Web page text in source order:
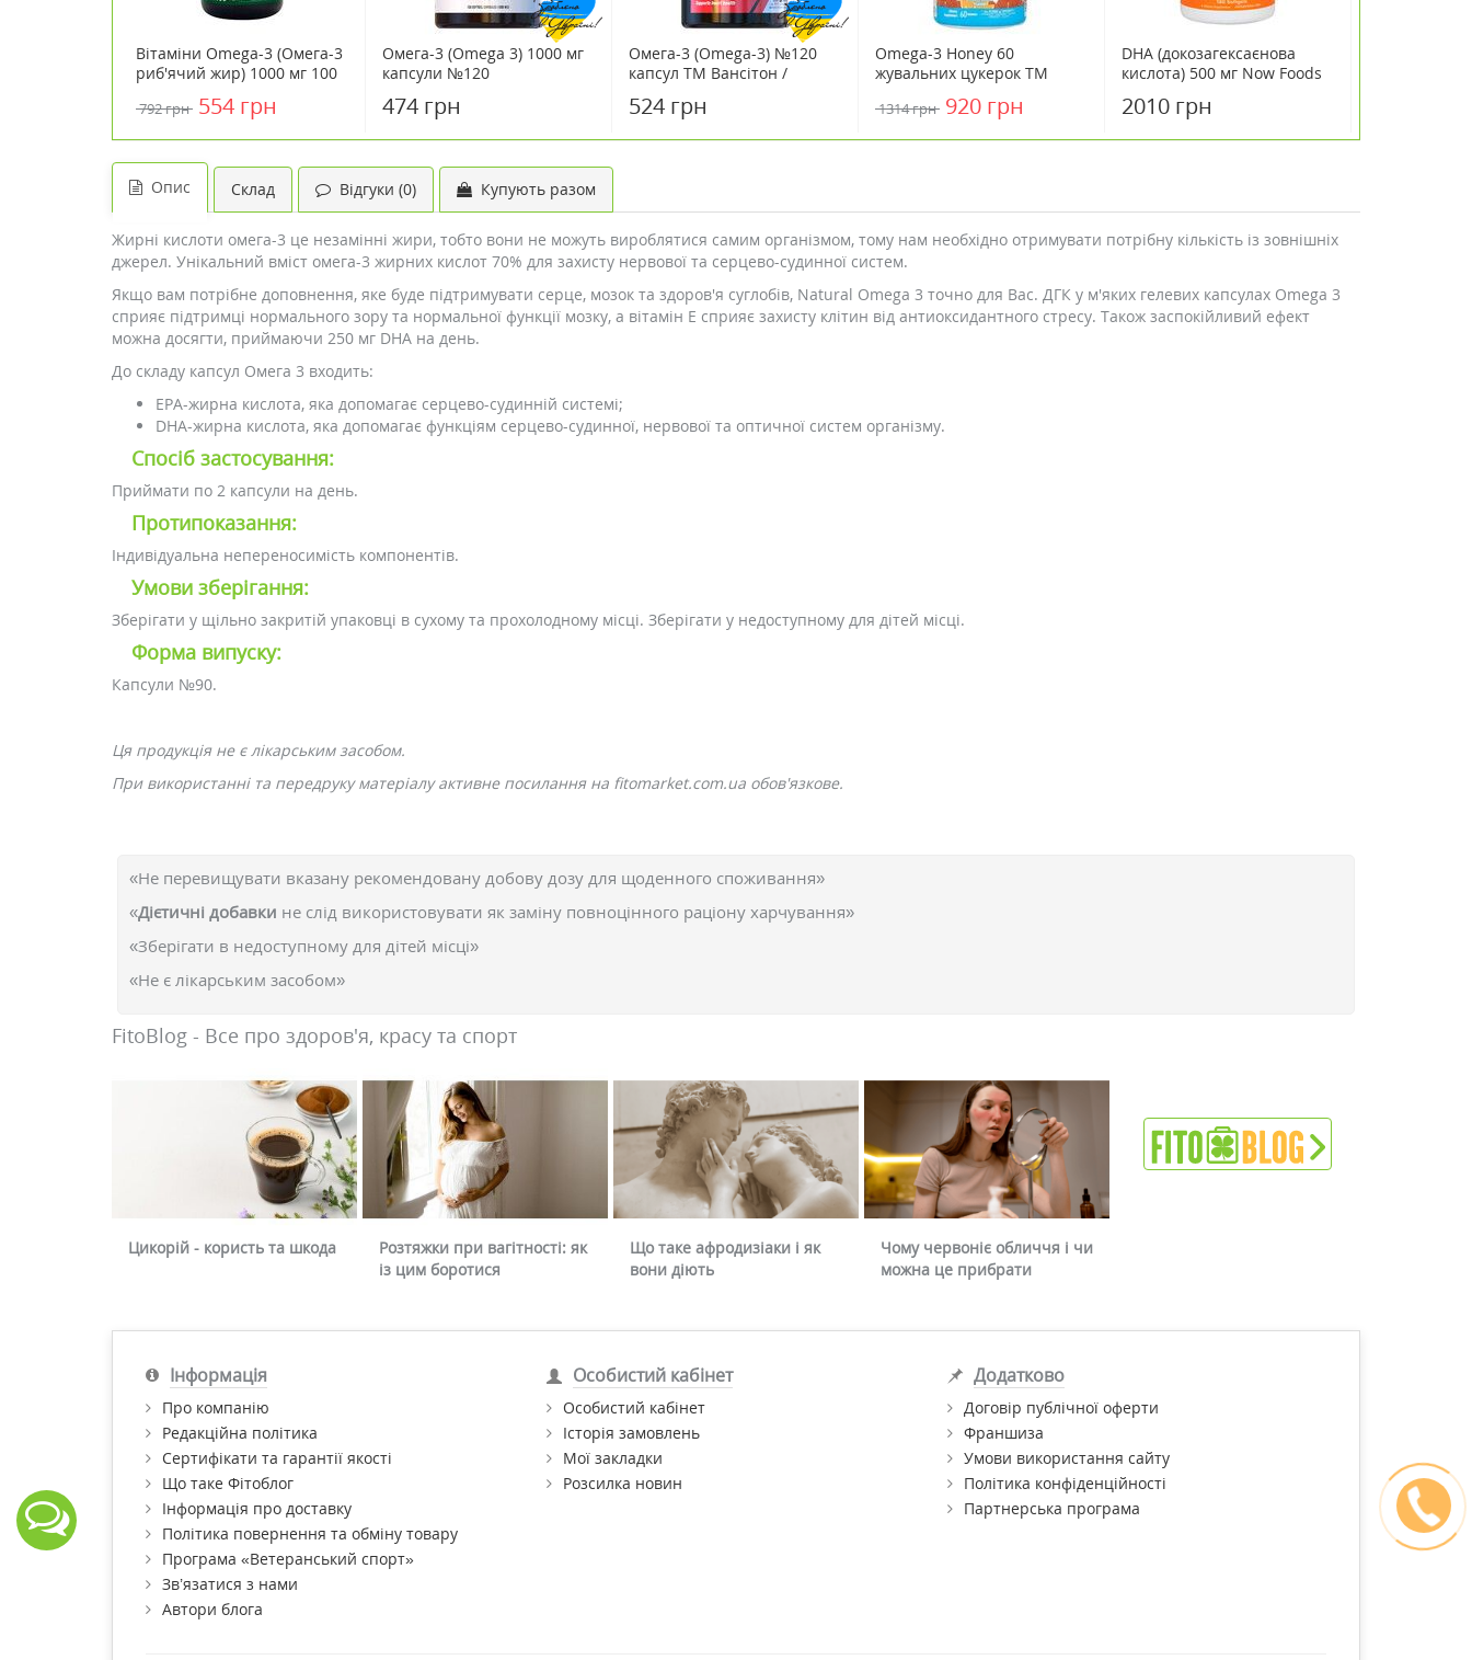
Вітаміни Omega-3 (Омега-3
риб'ячий жир) 1000 мг 100
Country Life
792 грн 554 грн
Омега-3 (Omega 3) 1000 мг
капсули №120
474 грн
Омега-3 (Omega-3) №120
капсул ТМ Вансітон /
524 грн
Omega-3 Honey 60
жувальних цукерок TM
1314 грн 920 грн
DHA (докозагексаєнова
кислота) 500 мг Now Foods
2010 грн
Опис Склад Відгуки (0) Купують разом
Жирні кислоти омега-3 це незамінні жири, тобто вони не можуть вироблятися самим організмом, тому нам необхідно отримувати потрібну кількість із зовнішніх
джерел. Унікальний вміст омега-3 жирних кислот 70% для захисту нервової та серцево-судинної систем.
Якщо вам потрібне доповнення, яке буде підтримувати серце, мозок та здоров'я суглобів, Natural Omega 3 точно для Вас. ДГК у м'яких гелевих капсулах Omega 3
сприяє підтримці нормального зору та нормальної функції мозку, а вітамін E сприяє захисту клітин від антиоксидантного стресу. Також заспокійливий ефект
можна досягти, приймаючи 250 мг DHA на день.
До складу капсул Омега 3 входить:
EPA-жирна кислота, яка допомагає серцево-судинній системі;
DHA-жирна кислота, яка допомагає функціям серцево-судинної, нервової та оптичної систем організму.
Спосіб застосування:
Приймати по 2 капсули на день.
Протипоказання:
Індивідуальна непереносимість компонентів.
Умови зберігання:
Зберігати у щільно закритій упаковці в сухому та прохолодному місці. Зберігати у недоступному для дітей місці.
Форма випуску:
Капсули №90.
Ця продукція не є лікарським засобом.
При використанні та передруку матеріалу активне посилання на fitomarket.com.ua обов'язкове.
«Не перевищувати вказану рекомендовану добову дозу для щоденного споживання»
«Дієтичні добавки не слід використовувати як заміну повноцінного раціону харчування»
«Зберігати в недоступному для дітей місці»
«Не є лікарським засобом»
FitoBlog - Все про здоров'я, красу та спорт
Цикорій - користь та шкода
Розтяжки при вагітності: як
із цим боротися
Що таке афродизіаки і як
вони діють
Чому червоніє обличчя і чи
можна це прибрати
Інформація
Про компанію
Редакційна політика
Сертифікати та гарантії якості
Що таке Фітоблог
Інформація про доставку
Політика повернення та обміну товару
Програма «Ветеранський спорт»
Зв’язатися з нами
Автори блога
Особистий кабінет
Особистий кабінет
Історія замовлень
Мої закладки
Розсилка новин
Додатково
Договір публічної оферти
Франшиза
Умови використання сайту
Політика конфіденційності
Партнерська програма